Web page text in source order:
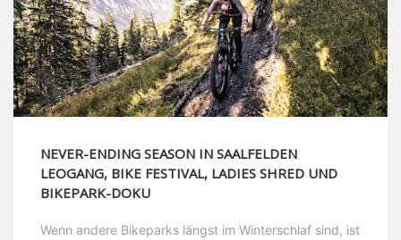
NEVER-ENDING SEASON IN SAALFELDEN
LEOGANG, BIKE FESTIVAL, LADIES SHRED UND
BIKEPARK-DOKU
Wenn andere Bikeparks längst im Winterschlaf sind, ist